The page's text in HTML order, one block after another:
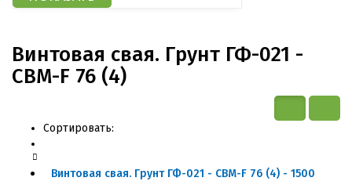
Винтовая свая. Грунт ГФ-021 -
СВМ-F 76 (4)
Сортировать:
Винтовая свая. Грунт ГФ-021 - СВМ-F 76 (4) - 1500